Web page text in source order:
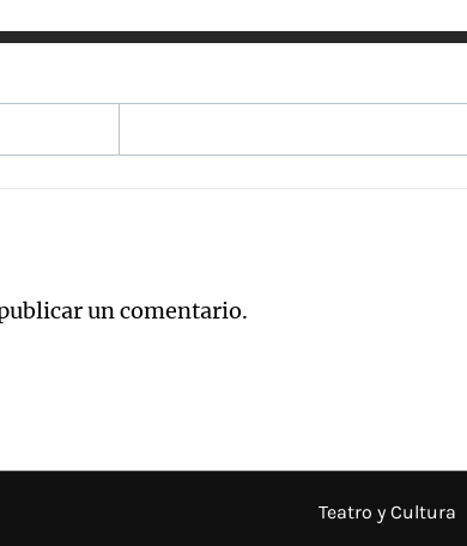
un comentario.
Teatro y Cultura